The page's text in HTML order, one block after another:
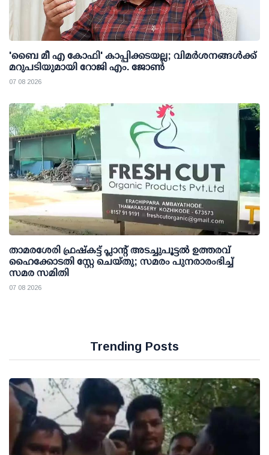
'ബൈ മീ എ കോഫി' കാപ്പിക്കടയല്ല; വിമര്‍ശനങ്ങള്‍ക്ക്
മറുപടിയുമായി റോജി എം. ജോണ്‍
07 08 2026
താമരശേരി ഫ്രഷ്കട്ട് പ്ലാന്റ് അടച്ചുപൂട്ടൽ ഉത്തരവ്
ഹൈക്കോടതി സ്റ്റേ ചെയ്തു; സമരം പുനരാരംഭിച്ച്
സമര സമിതി
07 08 2026
Trending Posts